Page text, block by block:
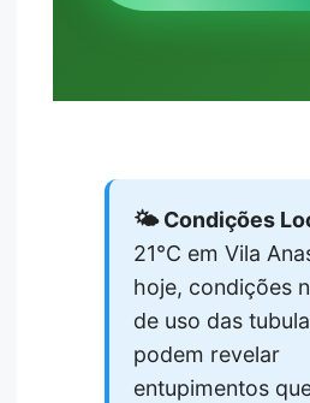
🌤️ Condições
21°C em Vila
hoje, condições
de uso das
podem revelar
entupimentos